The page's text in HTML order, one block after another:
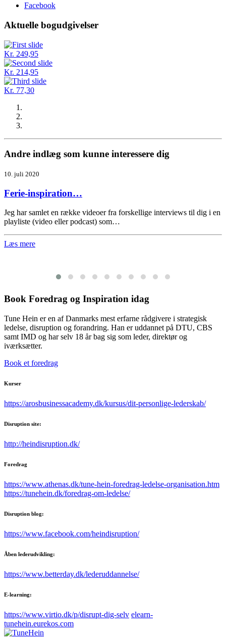
Facebook
Aktuelle bogudgivelser
Kr. 249,95
Kr. 214,95
Kr. 77,30
Andre indlæg som kunne interessere dig
10. juli 2020
Ferie-inspiration…
Jeg har samlet en række videoer fra forskellige interviews til dig i en
playliste (video eller podcast) som…
Læs mere
Book Foredrag og Inspiration idag
Tune Hein er en af Danmarks mest erfarne rådgivere i strategisk
ledelse, disruption og forandring. Han er uddannet på DTU, CBS
samt IMD og har selv 18 år bag sig som leder, direktør og
iværksætter.
Book et foredrag
Kurser
https://arosbusinessacademy.dk/kursus/dit-personlige-lederskab/
Disruption site:
http://heindisruption.dk/
Foredrag
https://www.athenas.dk/tune-hein-foredrag-ledelse-organisation.htm
https://tunehein.dk/foredrag-om-ledelse/
Disruption blog:
https://www.facebook.com/heindisruption/
Åben lederudvikling:
https://www.betterday.dk/lederuddannelse/
E-learning:
https://www.virtio.dk/p/disrupt-dig-selv elearn-
tunehein.eurekos.com